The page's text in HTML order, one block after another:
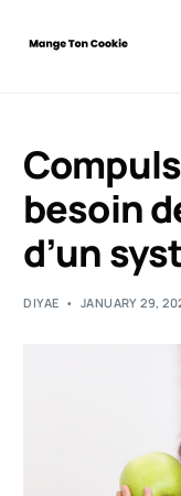
besoin
d’un
DIYAE JANUARY 29,